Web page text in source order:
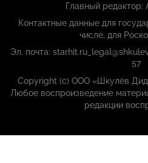
Главный редактор:
Контактные данные для
числе, для
Эл. почта:
57
Copyright (с) ООО «Шкулёв
Любое воспроизведение
редакции